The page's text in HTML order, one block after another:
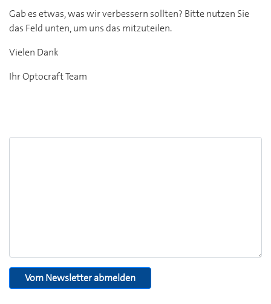
Gab es etwas, was wir verbessern sollten? Bitte nutzen Sie
das Feld unten, um uns das mitzuteilen.
Vielen Dank
Ihr Optocraft Team